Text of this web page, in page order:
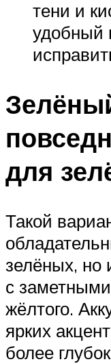
тени и
удобный
для
Такой
зелёных, но
с
жёлтого.
ярких
более